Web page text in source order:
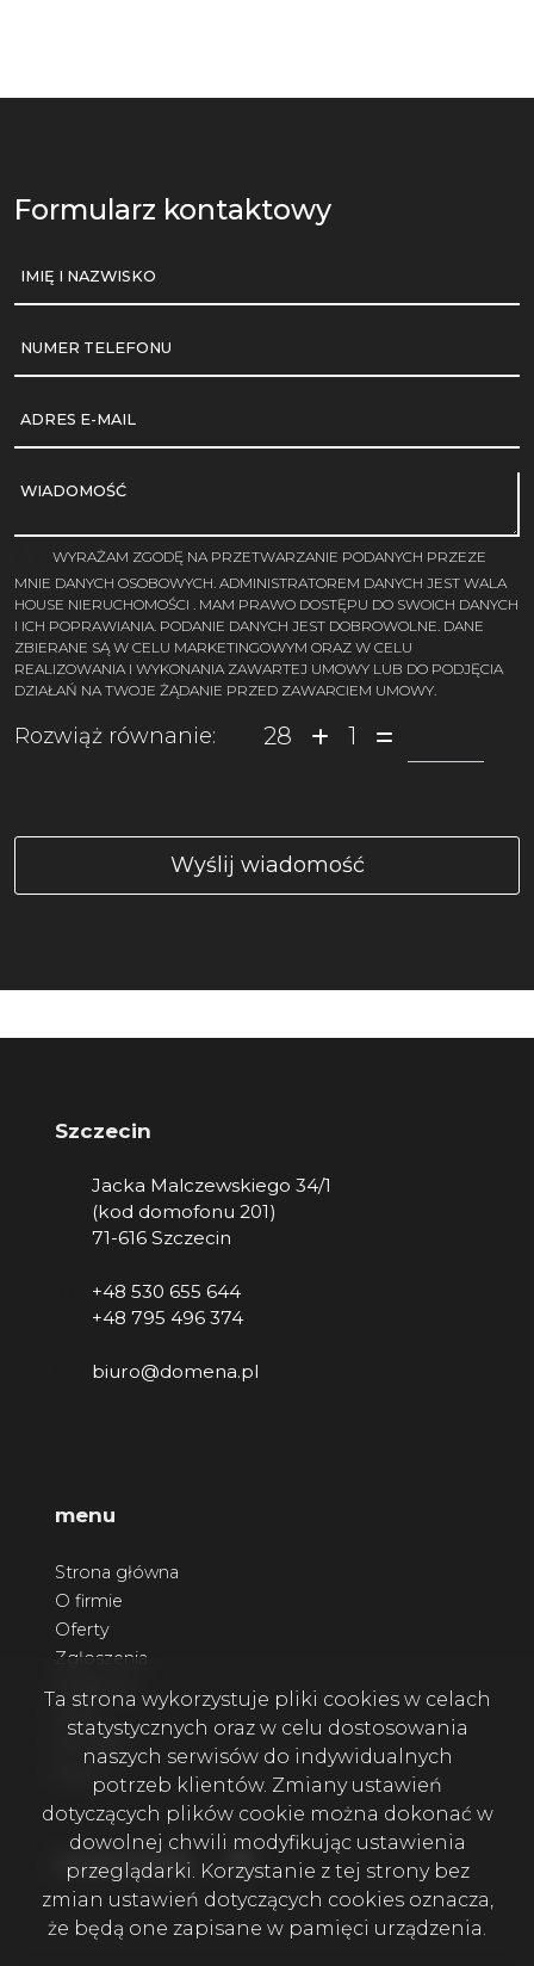
Formularz kontaktowy
IMIĘ I NAZWISKO
NUMER TELEFONU
ADRES E-MAIL
WIADOMOŚĆ
WYRAŻAM ZGODĘ NA PRZETWARZANIE PODANYCH PRZEZE
MNIE DANYCH OSOBOWYCH. ADMINISTRATOREM DANYCH JEST WALA
HOUSE NIERUCHOMOŚCI . MAM PRAWO DOSTĘPU DO SWOICH DANYCH
I ICH POPRAWIANIA. PODANIE DANYCH JEST DOBROWOLNE. DANE
ZBIERANE SĄ W CELU MARKETINGOWYM ORAZ W CELU
REALIZOWANIA I WYKONANIA ZAWARTEJ UMOWY LUB DO PODJĘCIA
DZIAŁAŃ NA TWOJE ŻĄDANIE PRZED ZAWARCIEM UMOWY.
Rozwiąż równanie: 28 1
Szczecin
Jacka Malczewskiego 34/1
(kod domofonu 201)
71-616 Szczecin
+48 530 655 644
+48 795 496 374
biuro@domena.pl
menu
Strona główna
O firmie
Oferty
Zgłoszenia
Kontakt
social media Facebook
Ta strona wykorzystuje pliki cookies w celach
statystycznych oraz w celu dostosowania
naszych serwisów do indywidualnych
potrzeb klientów. Zmiany ustawień
dotyczących plików cookie można dokonać w
dowolnej chwili modyfikując ustawienia
przeglądarki. Korzystanie z tej strony bez
zmian ustawień dotyczących cookies oznacza,
że będą one zapisane w pamięci urządzenia.